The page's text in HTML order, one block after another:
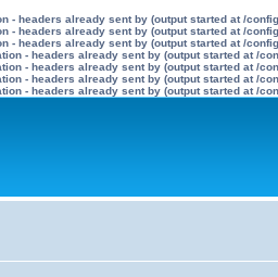
- headers already sent by (output started at /
- headers already sent by (output started at /
- headers already sent by (output started at /
- headers already sent by (output started at /
- headers already sent by (output started at /
- headers already sent by (output started at /
- headers already sent by (output started at /